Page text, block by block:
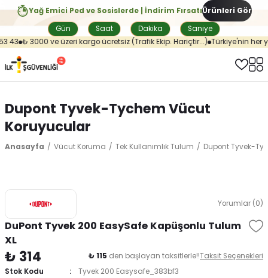
Yağ Emici Ped ve Sosislerde | İndirim Fırsatı
Gün
Saat Dakika Saniye
Ürünleri Gör
43 ₺ 3000 ve üzeri kargo ücretsiz (Trafik Ekip. Hariçtir...) Türkiye'nin her
Dupont Tyvek-Tychem Vücut
Koruyucular
Anasayfa Vücut Koruma Tek Kullanımlık Tulum Dupont Tyvek-
Yorumlar (0)
DuPont Tyvek 200 EasySafe Kapüşonlu Tulum
XL
₺ 314 ₺ 115 den başlayan taksitlerle!!Taksit Seçenekleri
Stok Kodu
Tyvek 200 Easysafe_383bf3